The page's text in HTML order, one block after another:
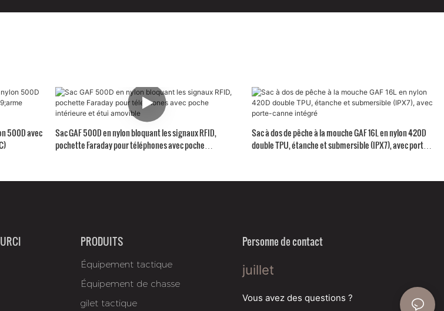
500D avec
Sac GAF 500D en nylon bloquant les signaux RFID,
pochette Faraday pour téléphones avec poche
Sac à dos de pêche à la mouche GAF 16L en nylon 420D
double TPU, étanche et submersible (IPX7), avec porte-
PRODUITS
Équipement tactique
Équipement de chasse
gilet tactique
Personne de contact
juillet
Vous avez des questions ?